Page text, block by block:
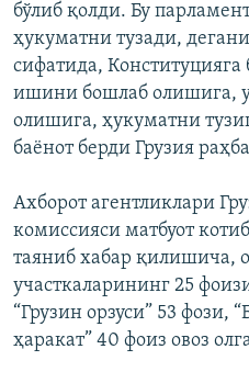
бўлиб қолди. Бу
ҳукуматни тузади,
сифатида,
ишини бошлаб олишига,
олишига, ҳукуматни
баёнот берди Грузия
Ахборот агентликлари
комиссияси матбуот
таяниб хабар қилишича,
участкаларининг 25
“Грузин орзуси” 53 фози,
ҳаракат” 40 фоиз овоз